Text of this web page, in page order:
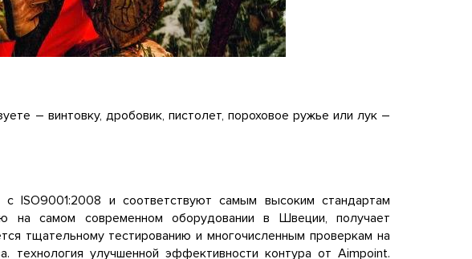
– винтовку, дробовик, пистолет, пороховое ружье или лук –
ISO9001:2008 и соответствуют самым высоким стандартам
на самом современном оборудовании в Швеции, получает
тщательному тестированию и многочисленным проверкам на
технология улучшенной эффективности контура от Aimpoint.